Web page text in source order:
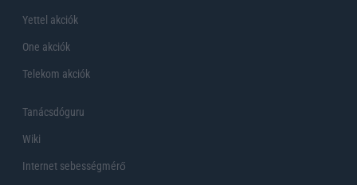
Yettel akciók
One akciók
Telekom akciók
Tanácsdóguru
Wiki
Internet sebességmérő